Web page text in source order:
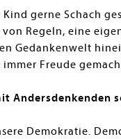
gerne Schach
Regeln, eine
Gedankenwelt
Freude
Andersdenkenden
Demokratie.